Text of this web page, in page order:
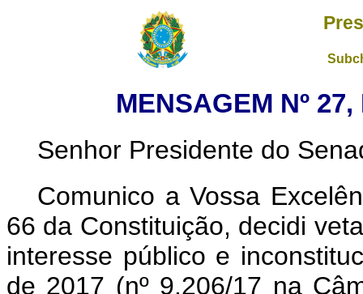
MENSAGEM Nº
Senhor Presidente do
Comunico a Vossa
66 da Constituição, decidi
interesse público e
de 2017 (nº 9.206/17 na